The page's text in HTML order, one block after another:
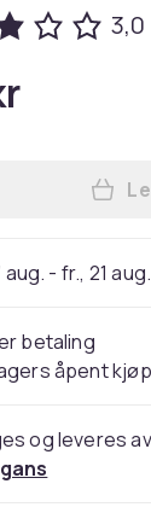
3,0
aug. - fr., 21 aug.
betaling
åpent kjøp
og leveres av